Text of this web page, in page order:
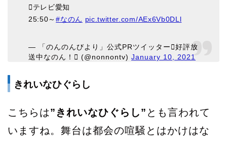
テレビ愛知
25:50～#なのん pic.twitter.com/AEx6Vb0DLl
— 「のんのんびより」公式PRツイッター好評放
送中なのん！ (@nonnontv)January 10, 2021
きれいなひぐらし
こちらは”きれいなひぐらし” とも言われて
いますね。舞台は都会の喧騒とはかけはな